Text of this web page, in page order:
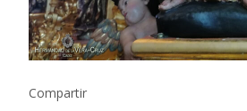
Compartir